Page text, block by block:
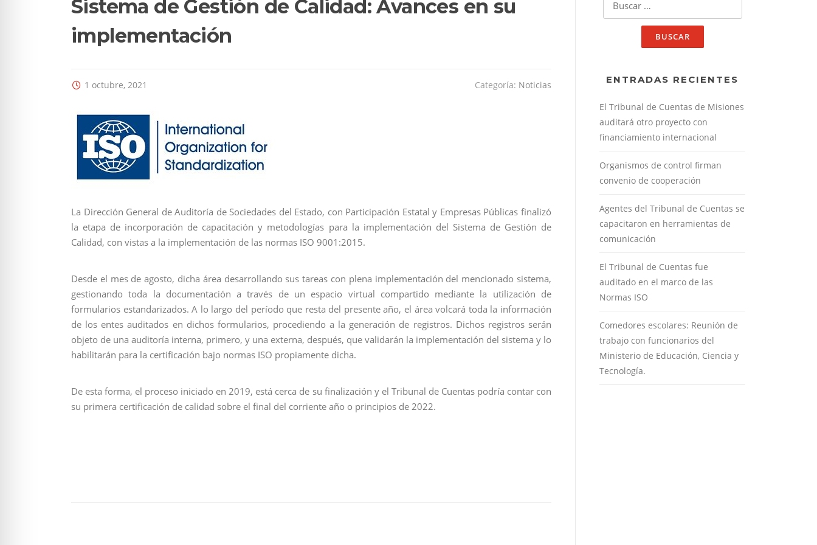
Sistema de Gestión de Calidad: Avances en su
implementación
1 octubre, 2021 Categoría: Noticias
La Dirección General de Auditoría de Sociedades del Estado, con Participación Estatal y Empresas Públicas finalizó
la etapa de incorporación de capacitación y metodologías para la implementación del Sistema de Gestión de
Calidad, con vistas a la implementación de las normas ISO 9001:2015.
Desde el mes de agosto, dicha área desarrollando sus tareas con plena implementación del mencionado sistema,
gestionando toda la documentación a través de un espacio virtual compartido mediante la utilización de
formularios estandarizados. A lo largo del período que resta del presente año, el área volcará toda la información
de los entes auditados en dichos formularios, procediendo a la generación de registros. Dichos registros serán
objeto de una auditoría interna, primero, y una externa, después, que validarán la implementación del sistema y lo
habilitarán para la certificación bajo normas ISO propiamente dicha.
De esta forma, el proceso iniciado en 2019, está cerca de su finalización y el Tribunal de Cuentas podría contar con
su primera certificación de calidad sobre el final del corriente año o principios de 2022.
ENTRADAS RECIENTES
El Tribunal de Cuentas de Misiones
auditará otro proyecto con
financiamiento internacional
Organismos de control firman
convenio de cooperación
Agentes del Tribunal de Cuentas se
capacitaron en herramientas de
comunicación
El Tribunal de Cuentas fue
auditado en el marco de las
Normas ISO
Comedores escolares: Reunión de
trabajo con funcionarios del
Ministerio de Educación, Ciencia y
Tecnología.